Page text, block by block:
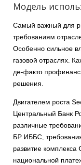
Модель
Самый важный для
требованиям
Особенно сильное
газовой отраслях.
де-факто
решения.
Двигателем роста
Центральный Банк
различные
БР ИББС,
развитие
национальной